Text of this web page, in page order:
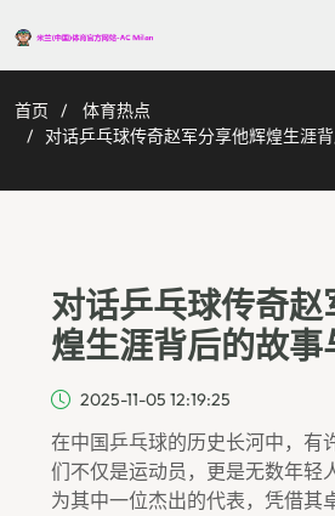
首页
体育热点
对话乒乓球传奇赵军分享他辉煌生涯
对话乒乓球传奇赵
煌生涯背后的故事
2025-11-05 12:19:25
在中国乒乓球的历史长河中，有
们不仅是运动员，更是无数年轻
为其中一位杰出的代表，凭借其